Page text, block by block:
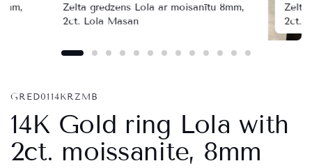
Zelta gredzens Lola ar moisanītu 8mm,
2ct. Lola Masan
Zelta
2ct.
GRED0114KRZMB
14K Gold ring Lola with
2ct. moissanite, 8mm